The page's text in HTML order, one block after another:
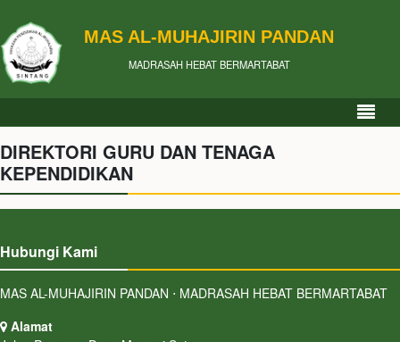
MAS AL-MUHAJIRIN PANDAN
MADRASAH HEBAT BERMARTABAT
DIREKTORI GURU DAN TENAGA
KEPENDIDIKAN
Hubungi Kami
MAS AL-MUHAJIRIN PANDAN ⋅ MADRASAH HEBAT BERMARTABAT
Alamat